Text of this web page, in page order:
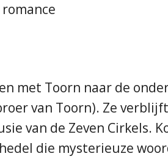
met Toorn naar de
van Toorn). Ze
van de Zeven Cirkels.
die mysterieuze